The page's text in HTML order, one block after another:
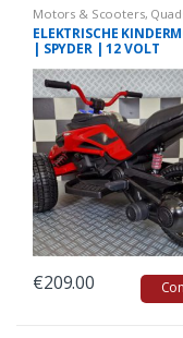
Motors & Scooters,
ELEKTRISCHE
| SPYDER | 12 VOLT
€209.00